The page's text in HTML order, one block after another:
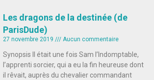
Les dragons de la destinée (de
ParisDude)
27 novembre 2019 Aucun commentaire
Synopsis Il était une fois Sam l’Indomptable,
l’apprenti sorcier, qui a eu la fin heureuse dont
il rêvait, auprès du chevalier commandant